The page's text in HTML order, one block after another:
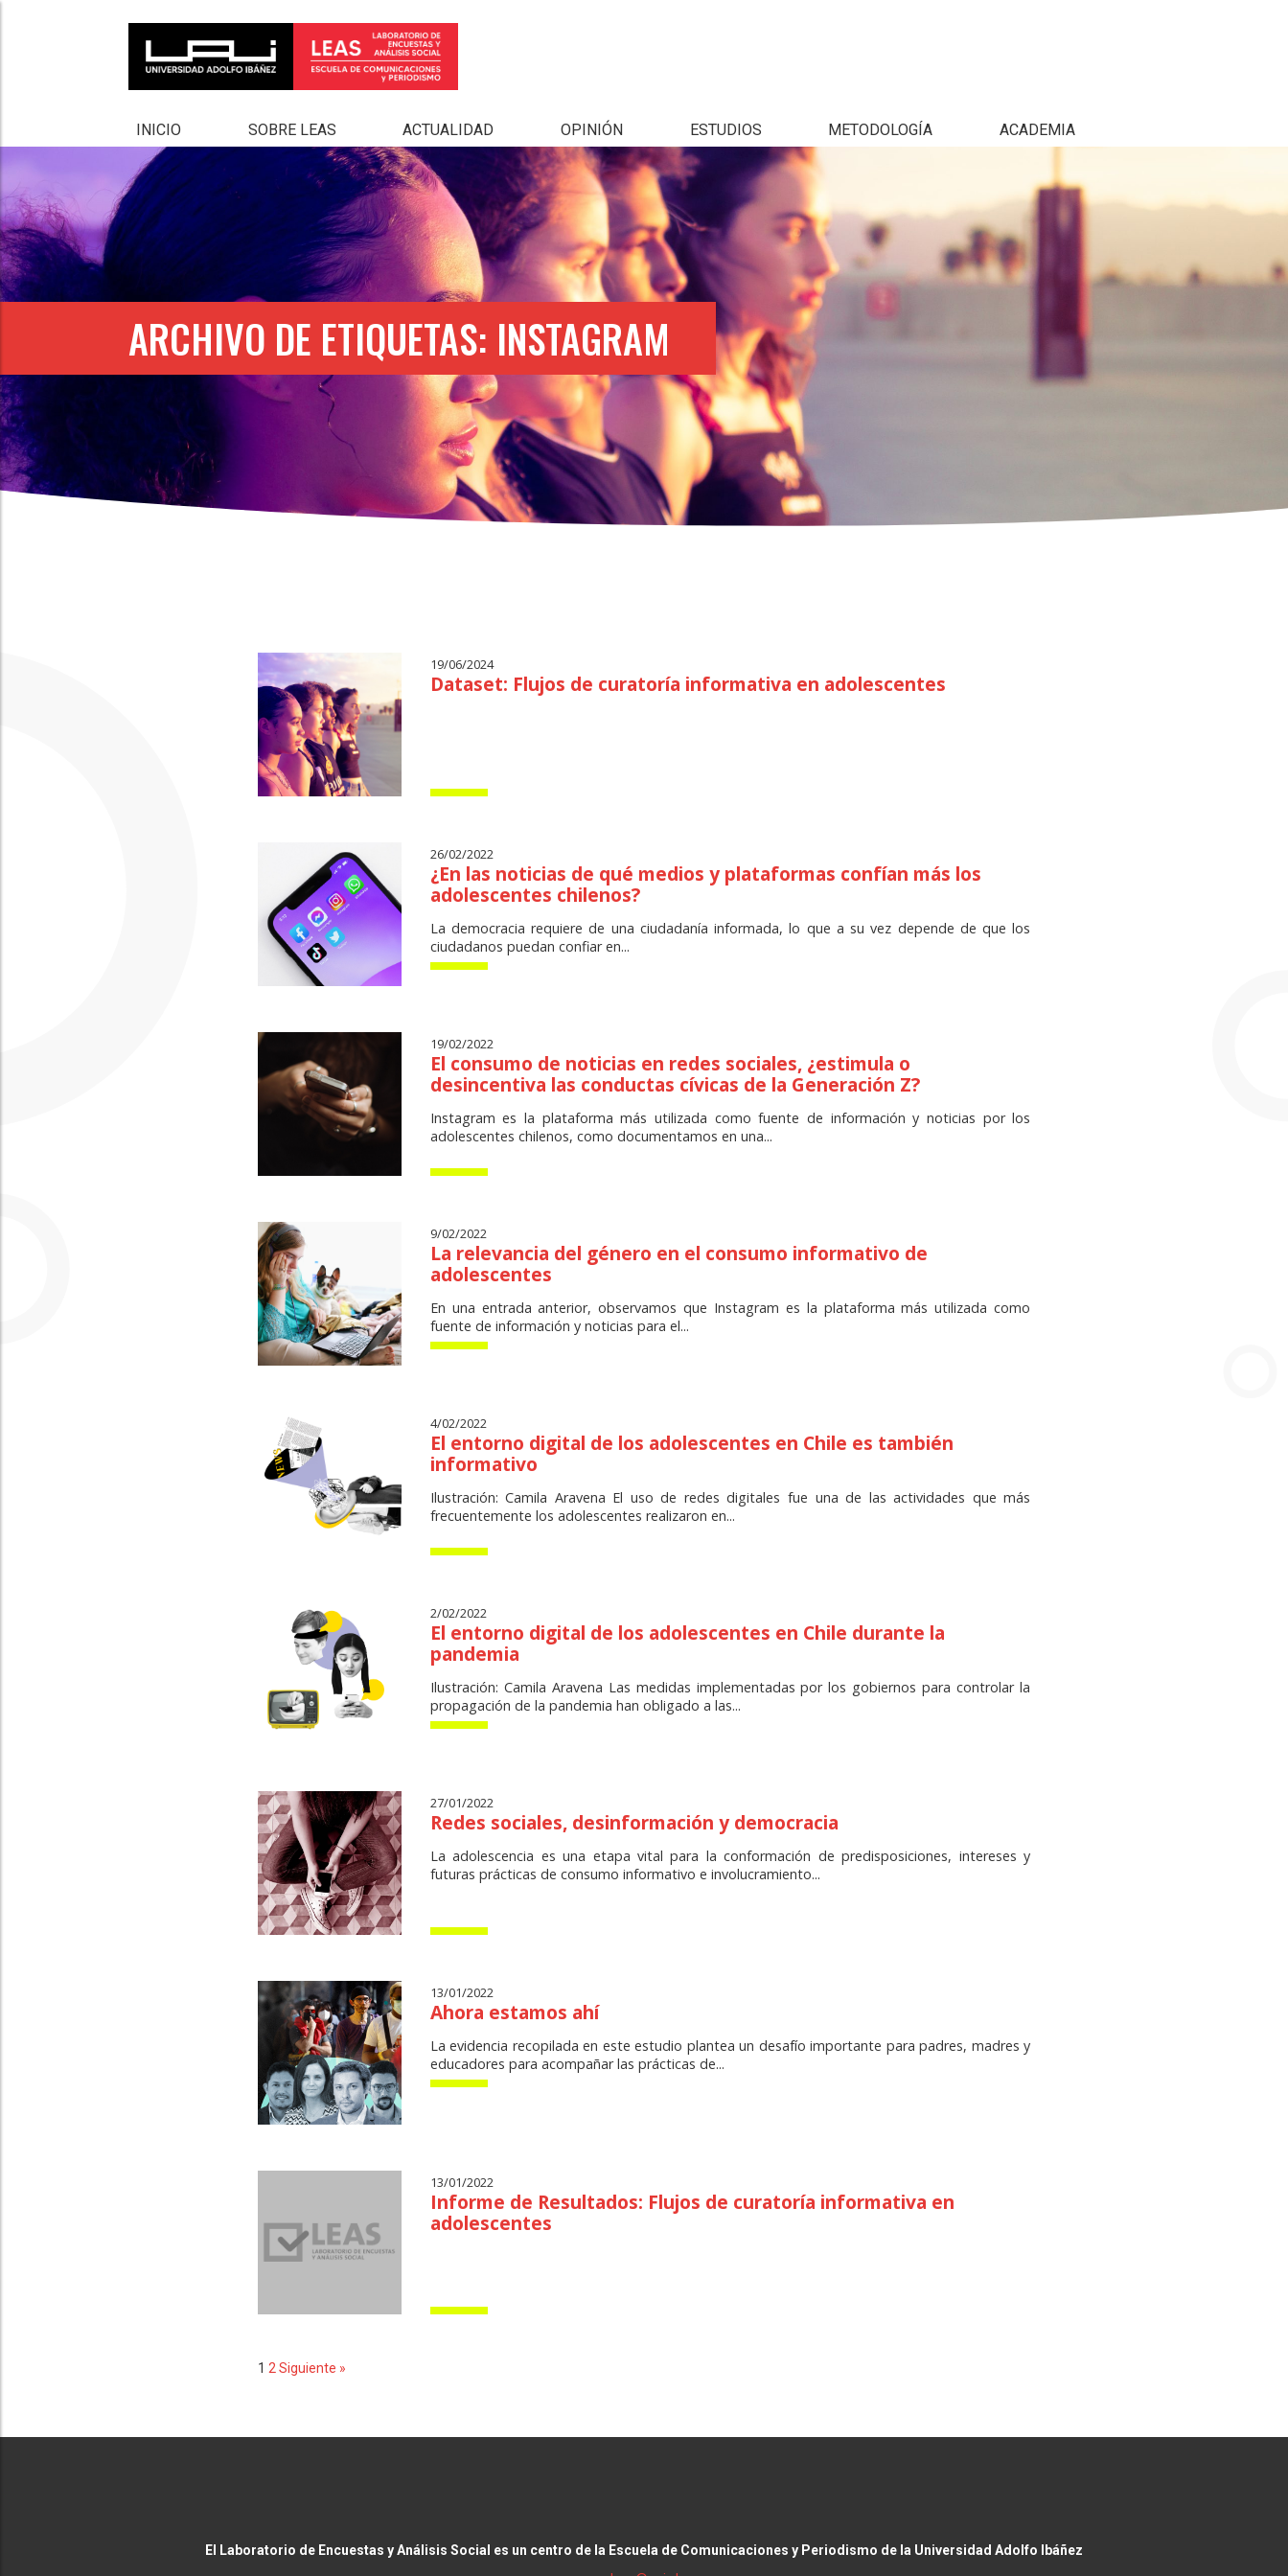
INICIO SOBRE LEAS ACTUALIDAD OPINIÓN ESTUDIOS METODOLOGÍA ACADEMIA
ARCHIVO DE ETIQUETAS: INSTAGRAM
19/06/2024
Dataset: Flujos de curatoría informativa en adolescentes
26/02/2022
¿En las noticias de qué medios y plataformas confían más los
adolescentes chilenos?
La democracia requiere de una ciudadanía informada, lo que a su vez depende de que los
ciudadanos puedan confiar en...
19/02/2022
El consumo de noticias en redes sociales, ¿estimula o
desincentiva las conductas cívicas de la Generación Z?
Instagram es la plataforma más utilizada como fuente de información y noticias por los
adolescentes chilenos, como documentamos en una...
9/02/2022
La relevancia del género en el consumo informativo de
adolescentes
En una entrada anterior, observamos que Instagram es la plataforma más utilizada como
fuente de información y noticias para el...
4/02/2022
El entorno digital de los adolescentes en Chile es también
informativo
Ilustración: Camila Aravena El uso de redes digitales fue una de las actividades que más
frecuentemente los adolescentes realizaron en...
2/02/2022
El entorno digital de los adolescentes en Chile durante la
pandemia
Ilustración: Camila Aravena Las medidas implementadas por los gobiernos para controlar la
propagación de la pandemia han obligado a las...
27/01/2022
Redes sociales, desinformación y democracia
La adolescencia es una etapa vital para la conformación de predisposiciones, intereses y
futuras prácticas de consumo informativo e involucramiento...
13/01/2022
Ahora estamos ahí
La evidencia recopilada en este estudio plantea un desafío importante para padres, madres y
educadores para acompañar las prácticas de...
13/01/2022
Informe de Resultados: Flujos de curatoría informativa en
adolescentes
1 2 Siguiente »
El Laboratorio de Encuestas y Análisis Social es un centro de la Escuela de Comunicaciones y Periodismo de la Universidad Adolfo Ibáñez